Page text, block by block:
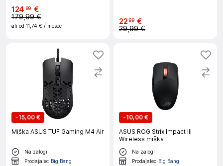
124 99 €
179,99 €
ali od 11,74 € / mesec 2299 €
29,99 €
-15,00 €
Miška ASUS TUF Gaming M4 Air
Na zalogi
Prodajalec Big Bang
-10,00 €
ASUS ROG Strix Impact III
Wireless miška
Na zalogi
Prodajalec Big Bang